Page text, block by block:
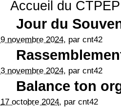
Accueil du
Jour du
9 novembre 2024, par cnt42
3 novembre 2024, par cnt42
Balance ton
17 octobre 2024, par cnt42